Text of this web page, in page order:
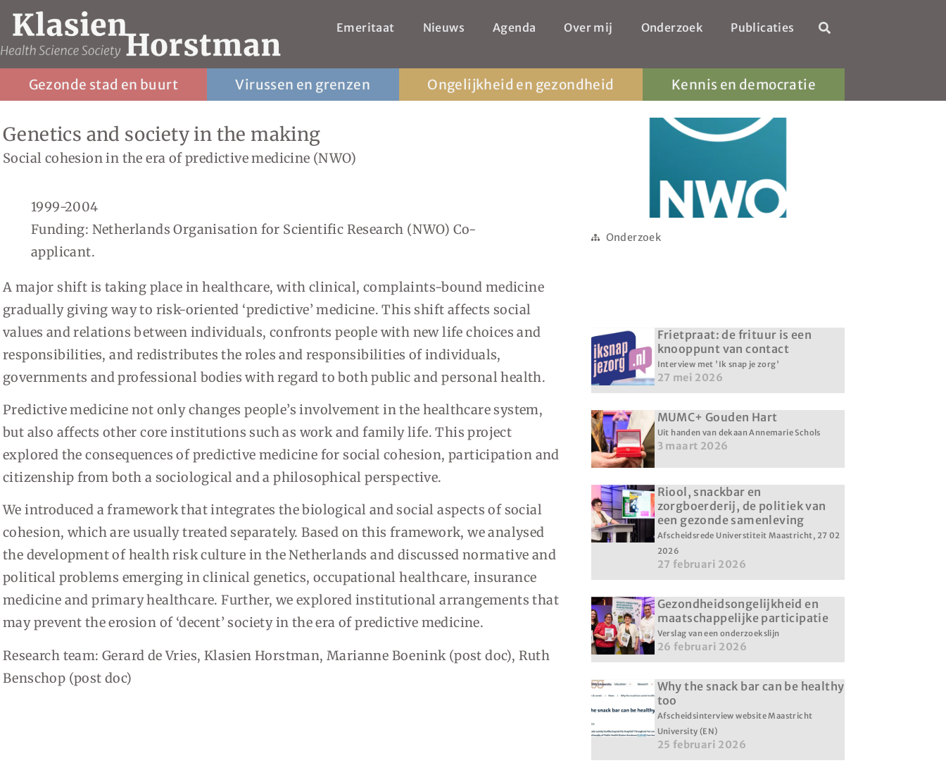
Emeritaat Nieuws Agenda Over mij Onderzoek Publicaties
Gezonde stad en buurt Virussen en grenzen Ongelijkheid en gezondheid Kennis en democratie
Genetics and society in the making
Social cohesion in the era of predictive medicine (NWO)
1999-2004
Funding: Netherlands Organisation for Scientific Research (NWO) Co-
applicant.
A major shift is taking place in healthcare, with clinical, complaints-bound medicine
gradually giving way to risk-oriented ‘predictive’ medicine. This shift affects social
values and relations between individuals, confronts people with new life choices and
responsibilities, and redistributes the roles and responsibilities of individuals,
governments and professional bodies with regard to both public and personal health.
Predictive medicine not only changes people’s involvement in the healthcare system,
but also affects other core institutions such as work and family life. This project
explored the consequences of predictive medicine for social cohesion, participation and
citizenship from both a sociological and a philosophical perspective.
We introduced a framework that integrates the biological and social aspects of social
cohesion, which are usually treated separately. Based on this framework, we analysed
the development of health risk culture in the Netherlands and discussed normative and
political problems emerging in clinical genetics, occupational healthcare, insurance
medicine and primary healthcare. Further, we explored institutional arrangements that
may prevent the erosion of ‘decent’ society in the era of predictive medicine.
Research team: Gerard de Vries, Klasien Horstman, Marianne Boenink (post doc), Ruth
Benschop (post doc)
Onderzoek
Frietpraat: de frituur is een
knooppunt van contact
Interview met 'Ik snap je zorg'
27 mei 2026
MUMC+ Gouden Hart
Uit handen van dekaan Annemarie Schols
3 maart 2026
Riool, snackbar en
zorgboerderij, de politiek van
een gezonde samenleving
Afscheidsrede Universtiteit Maastricht, 27 02
2026
27 februari 2026
Gezondheidsongelijkheid en
maatschappelijke participatie
Verslag van een onderzoekslijn
26 februari 2026
Why the snack bar can be healthy
too
Afscheidsinterview website Maastricht
University (EN)
25 februari 2026